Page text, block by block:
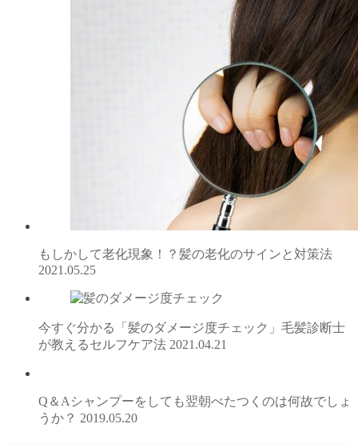
もしかして老化現象！？髪の老化のサインと対策法
2021.05.25
今すぐ分かる「髪のダメージ度チェック」毛髪診断士
が教えるセルフケア法 2021.04.21
Q＆Aシャンプーをしても翌朝べたつくのは何故でしょ
うか？ 2019.05.20